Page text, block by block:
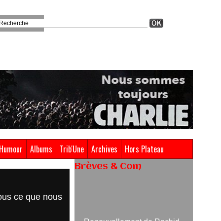
Humour Albums Trib'Une Archives Hors Plateau
ce que nous
Brèves & Com